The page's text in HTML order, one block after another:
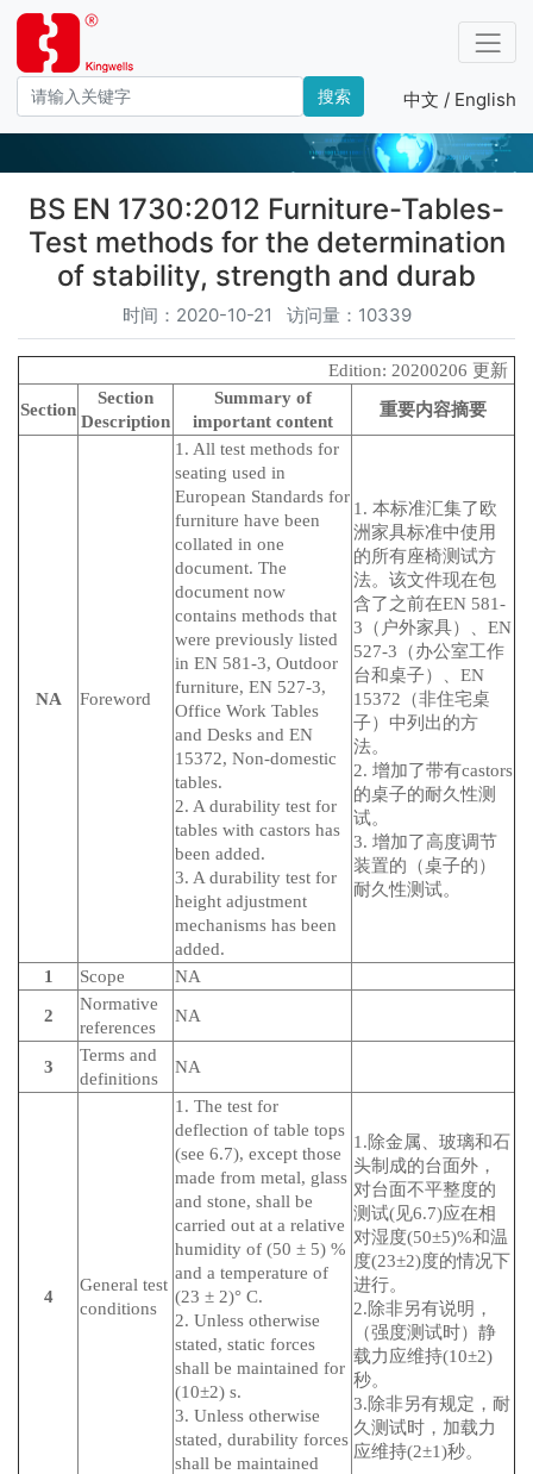
搜索 中文 / English
产品－标准编号
BS EN 1730:2012 Furniture-Tables-
Test methods for the determination
of stability, strength and durab
时间：2020-10-21 访问量：10339
Edition: 20200206 更新
Section
Section
Description
Summary of
important content
重要内容摘要
NA Foreword
1. All test methods for
seating used in
European Standards for
furniture have been
collated in one
document. The
document now
contains methods that
were previously listed
in EN 581-3, Outdoor
furniture, EN 527-3,
Office Work Tables
and Desks and EN
15372, Non-domestic
tables.
2. A durability test for
tables with castors has
been added.
3. A durability test for
height adjustment
mechanisms has been
added.
1. 本标准汇集了欧
洲家具标准中使用
的所有座椅测试方
法。该文件现在包
含了之前在EN 581-
3（户外家具）、EN
527-3（办公室工作
台和桌子）、EN
15372（非住宅桌
子）中列出的方
法。
2. 增加了带有castors
的桌子的耐久性测
试。
3. 增加了高度调节
装置的（桌子的）
耐久性测试。
1 Scope NA
2
Normative
references
NA
3
Terms and
definitions
NA
4
General test
conditions
1. The test for
deflection of table tops
(see 6.7), except those
made from metal, glass
and stone, shall be
carried out at a relative
humidity of (50 ± 5) %
and a temperature of
(23 ± 2)° C.
2. Unless otherwise
stated, static forces
shall be maintained for
(10±2) s.
3. Unless otherwise
stated, durability forces
shall be maintained
1.除金属、玻璃和石
头制成的台面外，
对台面不平整度的
测试(见6.7)应在相
对湿度(50±5)%和温
度(23±2)度的情况下
进行。
2.除非另有说明，
（强度测试时）静
载力应维持(10±2)
秒。
3.除非另有规定，耐
久测试时，加载力
应维持(2±1)秒。